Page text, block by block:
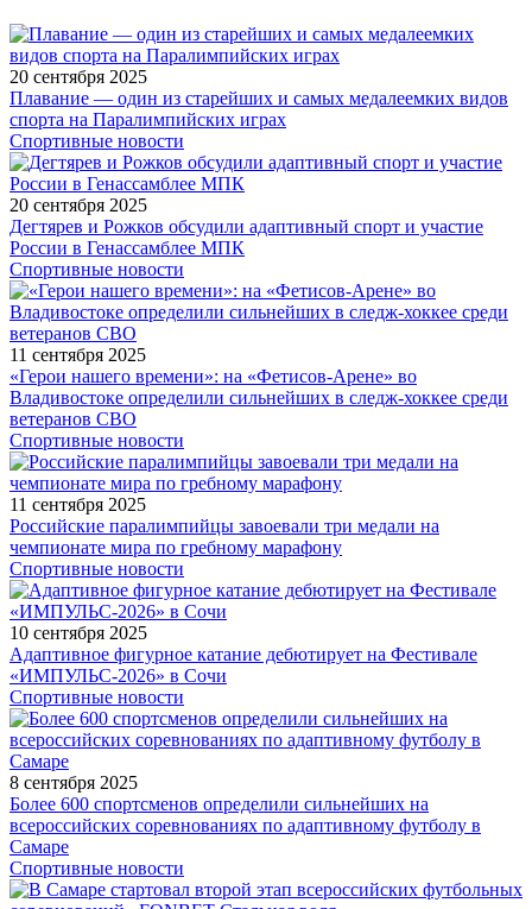
20 сентября 2025
Плавание — один из старейших и самых медалеемких видов
спорта на Паралимпийских играх
Спортивные новости
20 сентября 2025
Дегтярев и Рожков обсудили адаптивный спорт и участие
России в Генассамблее МПК
Спортивные новости
11 сентября 2025
«Герои нашего времени»: на «Фетисов-Арене» во
Владивостоке определили сильнейших в следж-хоккее среди
ветеранов СВО
Спортивные новости
11 сентября 2025
Российские паралимпийцы завоевали три медали на
чемпионате мира по гребному марафону
Спортивные новости
10 сентября 2025
Адаптивное фигурное катание дебютирует на Фестивале
«ИМПУЛЬС-2026» в Сочи
Спортивные новости
8 сентября 2025
Более 600 спортсменов определили сильнейших на
всероссийских соревнованиях по адаптивному футболу в
Самаре
Спортивные новости